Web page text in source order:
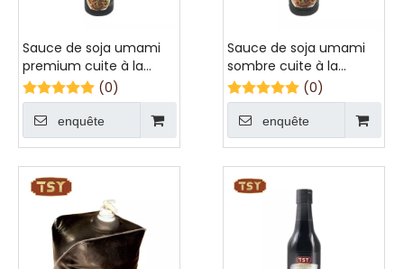
Sauce de soja umami
premium cuite à la
vapeur
(0)
enquête
Sauce de soja umami
sombre cuite à la
vapeur
(0)
enquête